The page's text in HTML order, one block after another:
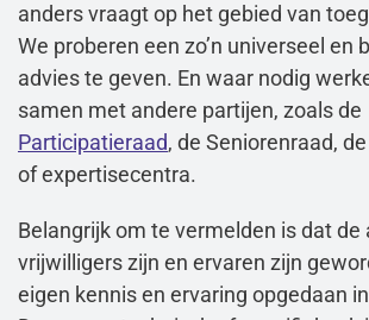
anders vraagt op het gebied van
We proberen een zo’n universeel en
advies te geven. En waar nodig
samen met andere partijen, zoals de
Participatieraad, de Seniorenraad, de
of expertisecentra.
Belangrijk om te vermelden is dat
vrijwilligers zijn en ervaren zijn
eigen kennis en ervaring opgedaan